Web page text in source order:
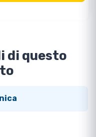
di questo